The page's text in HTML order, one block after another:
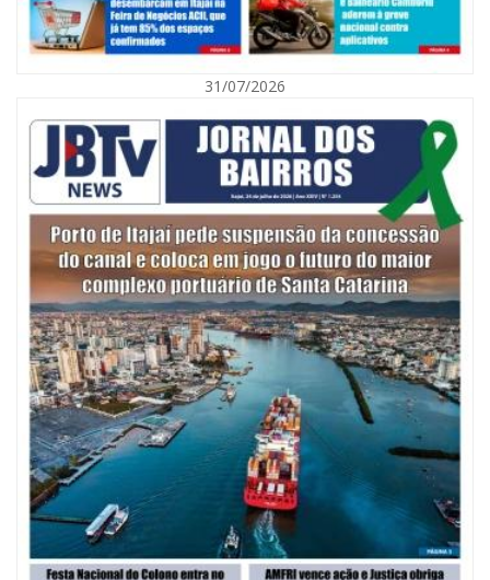
Itajaí avança na implantação do Método Wolbachia para o combate à
ITAPEMA
31/07/2026